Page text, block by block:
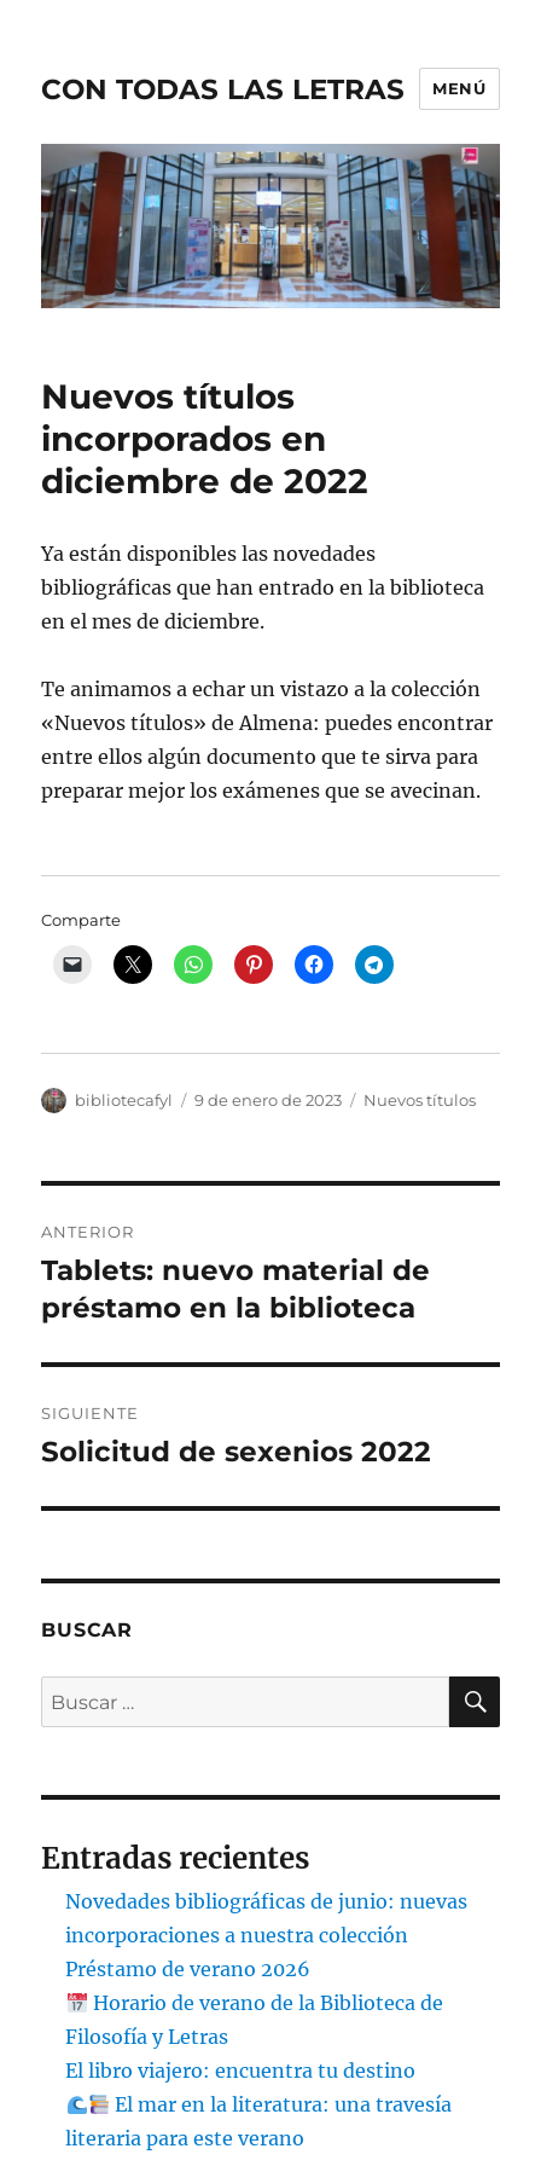
CON TODAS LAS LETRAS MENÚ
Nuevos títulos
incorporados en
diciembre de 2022
Ya están disponibles las novedades
bibliográficas que han entrado en la biblioteca
en el mes de diciembre.
Te animamos a echar un vistazo a la colección
«Nuevos títulos» de Almena: puedes encontrar
entre ellos algún documento que te sirva para
preparar mejor los exámenes que se avecinan.
Comparte
Autor
bibliotecafyl
Publicado
9 de enero de 2023 Categorías
Nuevos títulos
de
entradas
ANTERIOR
Entrada
anterior:
Tablets: nuevo material de
préstamo en la biblioteca
SIGUIENTE
Entrada
Solicitud de sexenios 2022
BUSCAR
Buscar
por:
Entradas recientes
Novedades bibliográficas de junio: nuevas
incorporaciones a nuestra colección
Préstamo de verano 2026
Horario de verano de la Biblioteca de
Filosofía y Letras
El libro viajero: encuentra tu destino
El mar en la literatura: una travesía
literaria para este verano